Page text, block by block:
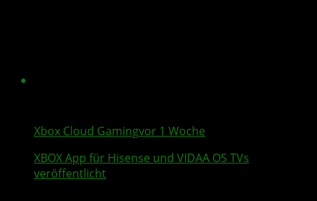
Xbox Cloud Gamingvor 1 Woche
XBOX App für Hisense und VIDAA OS TVs
veröffentlicht